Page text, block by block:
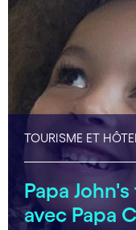
TOURISME ET
Papa
avec Papa